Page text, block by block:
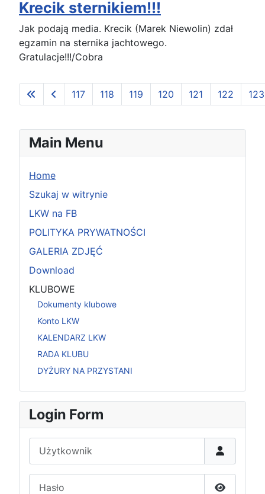
Krecik sternikiem!!!
Jak podają media. Krecik (Marek Niewolin) zdał
egzamin na sternika jachtowego.
Gratulacje!!!/Cobra
Strona 125 z 126
117 118 119 120 121 122 123
Main Menu
Home
Szukaj w witrynie
LKW na FB
POLITYKA PRYWATNOŚCI
GALERIA ZDJĘĆ
Download
KLUBOWE
Dokumenty klubowe
Konto LKW
KALENDARZ LKW
RADA KLUBU
DYŻURY NA PRZYSTANI
Login Form